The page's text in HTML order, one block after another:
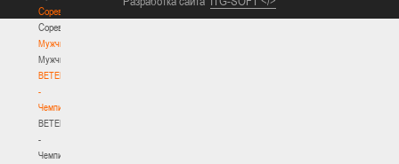
Соревнования
Соревнования
Мужчины
Мужчины
BETERA
-
Чемпионат
BETERA
-
Чемпионат